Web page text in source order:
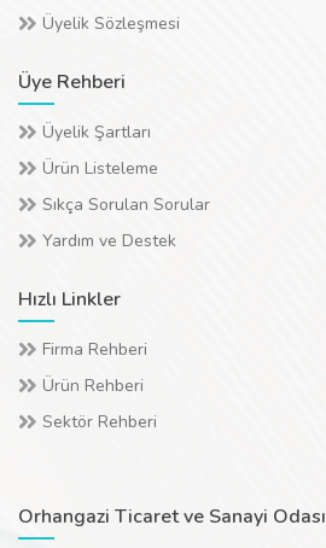
Üyelik Sözleşmesi
Üye Rehberi
Üyelik Şartları
Ürün Listeleme
Sıkça Sorulan Sorular
Yardım ve Destek
Hızlı Linkler
Firma Rehberi
Ürün Rehberi
Sektör Rehberi
Orhangazi Ticaret ve Sanayi Odası